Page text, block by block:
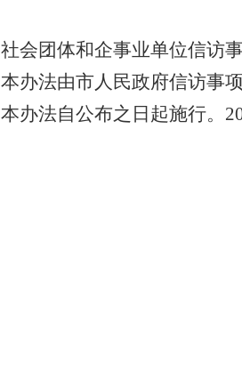
社会团体和企事业单位信访
本办法由市人民政府信访事
本办法自公布之日起施行。